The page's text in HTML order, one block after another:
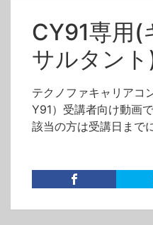
CY91専用(
サルタント
テクノファキャリアコ
Y91）受講者向け動画で
該当の方は受講日まで